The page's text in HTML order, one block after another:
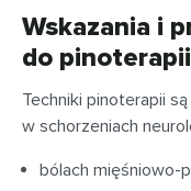
Wskazania i
do pinoterapii
Techniki pinoterapii
w schorzeniach
bólach mięśniowo-